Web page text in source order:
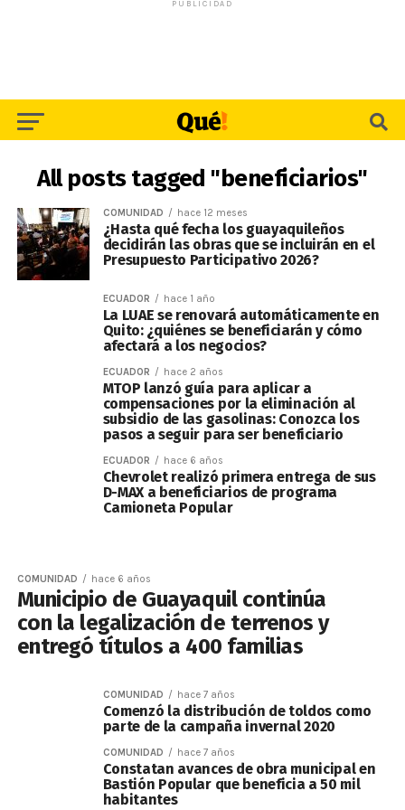
PUBLICIDAD
All posts tagged "beneficiarios"
COMUNIDAD hace 12 meses
¿Hasta qué fecha los guayaquileños
decidirán las obras que se incluirán en el
Presupuesto Participativo 2026?
ECUADOR hace 1 año
La LUAE se renovará automáticamente en
Quito: ¿quiénes se beneficiarán y cómo
afectará a los negocios?
ECUADOR hace 2 años
MTOP lanzó guía para aplicar a
compensaciones por la eliminación al
subsidio de las gasolinas: Conozca los
pasos a seguir para ser beneficiario
ECUADOR hace 6 años
Chevrolet realizó primera entrega de sus
D-MAX a beneficiarios de programa
Camioneta Popular
COMUNIDAD hace 6 años
Municipio de Guayaquil continúa
con la legalización de terrenos y
entregó títulos a 400 familias
COMUNIDAD hace 7 años
Comenzó la distribución de toldos como
parte de la campaña invernal 2020
COMUNIDAD hace 7 años
Constatan avances de obra municipal en
Bastión Popular que beneficia a 50 mil
habitantes